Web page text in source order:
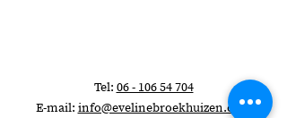
Tel: 06 - 106 54 704
E-mail: info@evelinebroekhuizen.com